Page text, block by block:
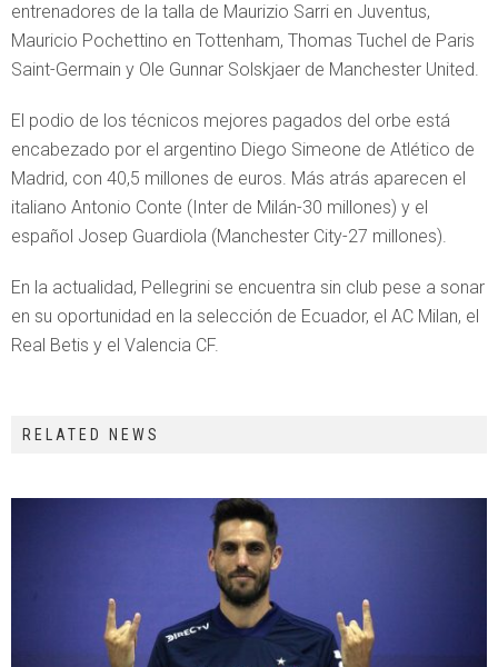
entrenadores de la talla de Maurizio Sarri en Juventus,
Mauricio Pochettino en Tottenham, Thomas Tuchel de Paris
Saint-Germain y Ole Gunnar Solskjaer de Manchester United.
El podio de los técnicos mejores pagados del orbe está
encabezado por el argentino Diego Simeone de Atlético de
Madrid, con 40,5 millones de euros. Más atrás aparecen el
italiano Antonio Conte (Inter de Milán-30 millones) y el
español Josep Guardiola (Manchester City-27 millones).
En la actualidad, Pellegrini se encuentra sin club pese a sonar
en su oportunidad en la selección de Ecuador, el AC Milan, el
Real Betis y el Valencia CF.
RELATED NEWS